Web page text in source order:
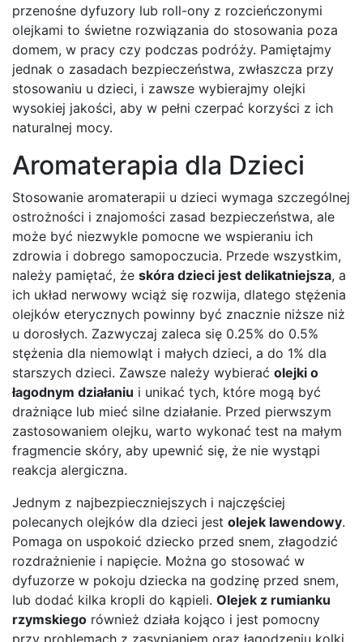
przenośne dyfuzory lub roll-ony z rozcieńczonymi
olejkami to świetne rozwiązania do stosowania poza
domem, w pracy czy podczas podróży. Pamiętajmy
jednak o zasadach bezpieczeństwa, zwłaszcza przy
stosowaniu u dzieci, i zawsze wybierajmy olejki
wysokiej jakości, aby w pełni czerpać korzyści z ich
naturalnej mocy.
Aromaterapia dla Dzieci
Stosowanie aromaterapii u dzieci wymaga szczególnej
ostrożności i znajomości zasad bezpieczeństwa, ale
może być niezwykle pomocne we wspieraniu ich
zdrowia i dobrego samopoczucia. Przede wszystkim,
należy pamiętać, że skóra dzieci jest delikatniejsza, a
ich układ nerwowy wciąż się rozwija, dlatego stężenia
olejków eterycznych powinny być znacznie niższe niż
u dorosłych. Zazwyczaj zaleca się 0.25% do 0.5%
stężenia dla niemowląt i małych dzieci, a do 1% dla
starszych dzieci. Zawsze należy wybierać olejki o
łagodnym działaniu i unikać tych, które mogą być
drażniące lub mieć silne działanie. Przed pierwszym
zastosowaniem olejku, warto wykonać test na małym
fragmencie skóry, aby upewnić się, że nie wystąpi
reakcja alergiczna.
Jednym z najbezpieczniejszych i najczęściej
polecanych olejków dla dzieci jest olejek lawendowy.
Pomaga on uspokoić dziecko przed snem, złagodzić
rozdrażnienie i napięcie. Można go stosować w
dyfuzorze w pokoju dziecka na godzinę przed snem,
lub dodać kilka kropli do kąpieli. Olejek z rumianku
rzymskiego również działa kojąco i jest pomocny
przy problemach z zasypianiem oraz łagodzeniu kolki.